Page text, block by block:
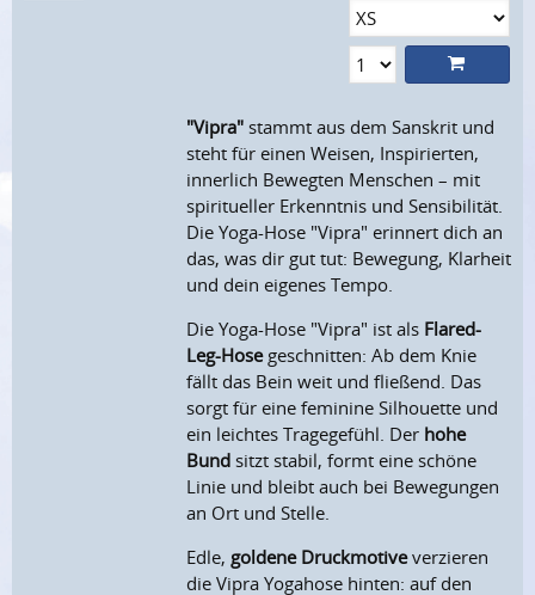
"Vipra"stammt aus dem Sanskrit und
steht für einen Weisen, Inspirierten,
innerlich Bewegten Menschen – mit
spiritueller Erkenntnis und Sensibilität.
Die Yoga-Hose "Vipra" erinnert dich an
das, was dir gut tut: Bewegung, Klarheit
und dein eigenes Tempo.
Die Yoga-Hose "Vipra" ist als Flared-
Leg-Hosegeschnitten: Ab dem Knie
fällt das Bein weit und fließend. Das
sorgt für eine feminine Silhouette und
ein leichtes Tragegefühl. Der hohe
Bund sitzt stabil, formt eine schöne
Linie und bleibt auch bei Bewegungen
an Ort und Stelle.
Edle, goldene Druckmotiveverzieren
die Vipra Yogahose hinten: auf den